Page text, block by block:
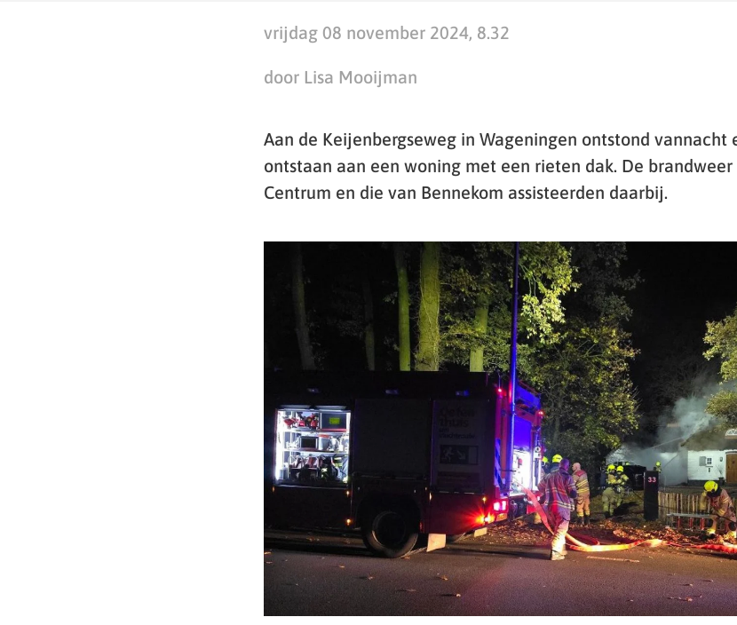
vrijdag 08 november 2024, 8.32
door Lisa Mooijman
Aan de Keijenbergseweg in Wageningen ontstond vannacht
ontstaan aan een woning met een rieten dak. De brandweer
Centrum en die van Bennekom assisteerden daarbij.